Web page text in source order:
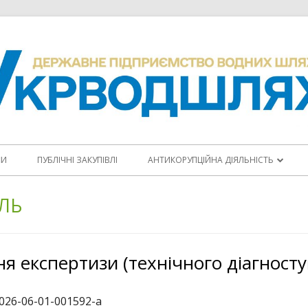
ПУБЛІЧНІ ЗАКУПІВЛІ АНТИКОРУПЦІЙНА ДІЯЛЬНІСТЬ
експертизи (технічного
06-01-001592-a